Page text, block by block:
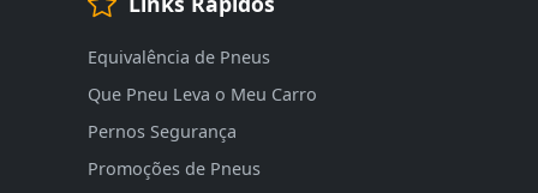
Equivalência de Pneus
Que Pneu Leva o Meu Carro
Pernos Segurança
Promoções de Pneus